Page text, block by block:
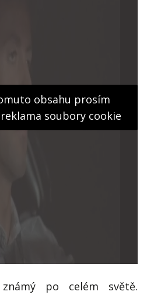
obsahu prosím
soubory cookie
po celém světě.